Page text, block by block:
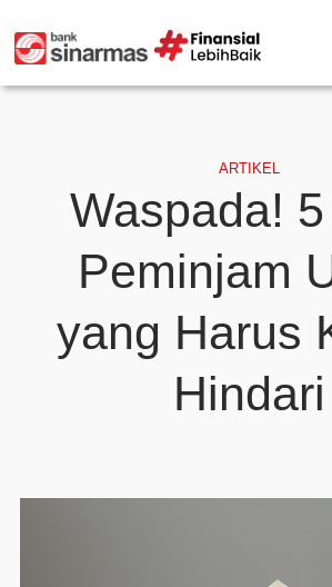
ARTIKEL
Waspada!
Peminjam
yang Harus
Hindari